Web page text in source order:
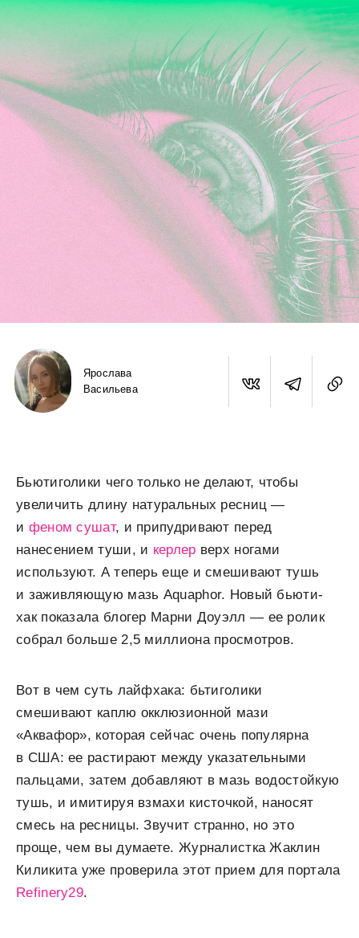
Ярослава
Васильева
Бьютиголики чего только не делают, чтобы
увеличить длину натуральных ресниц —
и феном сушат, и припудривают перед
нанесением туши, и керлер верх ногами
используют. А теперь еще и смешивают тушь
и заживляющую мазь Aquaphor. Новый бьюти-
хак показала блогер Марни Доуэлл — ее ролик
собрал больше 2,5 миллиона просмотров.
Вот в чем суть лайфхака: бьтиголики
смешивают каплю окклюзионной мази
«Аквафор», которая сейчас очень популярна
в США: ее растирают между указательными
пальцами, затем добавляют в мазь водостойкую
тушь, и имитируя взмахи кисточкой, наносят
смесь на ресницы. Звучит странно, но это
проще, чем вы думаете. Журналистка Жаклин
Киликита уже проверила этот прием для портала
Refinery29.